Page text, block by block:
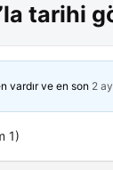
tarihi
vardır ve en son 2
1)